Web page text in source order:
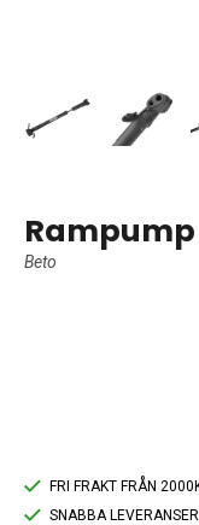
Beto
FRI FRAKT FRÅN
SNABBA LEVERANSER